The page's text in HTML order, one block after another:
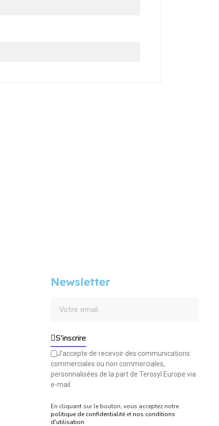
Newsletter
S'inscrire
J'accepte de recevoir des communications
commerciales ou non commerciales,
personnalisées de la part de Terosyl Europe via
e-mail.
En cliquant sur le bouton, vous acceptez notre
politique de confidentialité et nos conditions
d'utilisation.